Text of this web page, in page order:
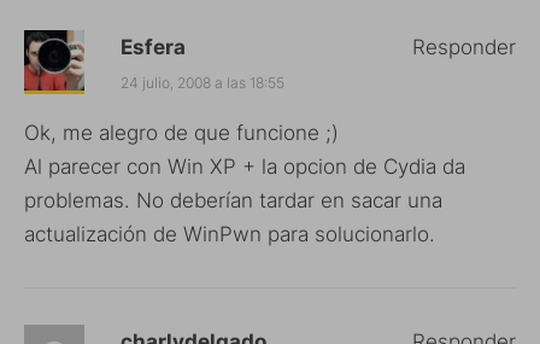
Esfera
24 julio, 2008 a las 18:55
Ok, me alegro de que funcione ;)
Al parecer con Win XP + la opcion de Cydia da
problemas. No deberían tardar en sacar una
actualización de WinPwn para solucionarlo.
Responder